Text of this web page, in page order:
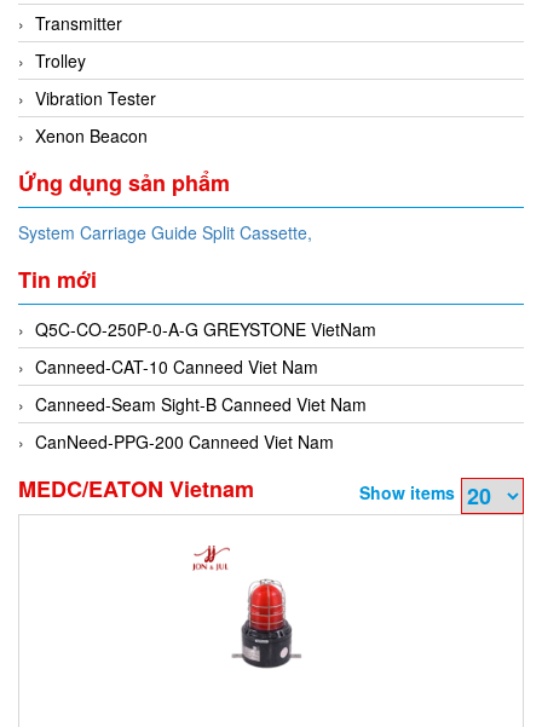
Transmitter
Trolley
Vibration Tester
Xenon Beacon
Ứng dụng sản phẩm
System Carriage Guide Split Cassette,
Tin mới
Q5C-CO-250P-0-A-G GREYSTONE VietNam
Canneed-CAT-10 Canneed Viet Nam
Canneed-Seam Sight-B Canneed Viet Nam
CanNeed-PPG-200 Canneed Viet Nam
MEDC/EATON Vietnam Show items